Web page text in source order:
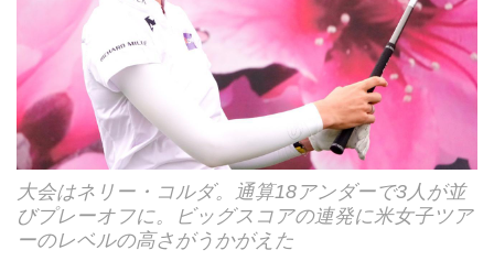
大会はネリー・コルダ。通算18アンダーで3人が並
びプレーオフに。ビッグスコアの連発に米女子ツア
ーのレベルの高さがうかがえた